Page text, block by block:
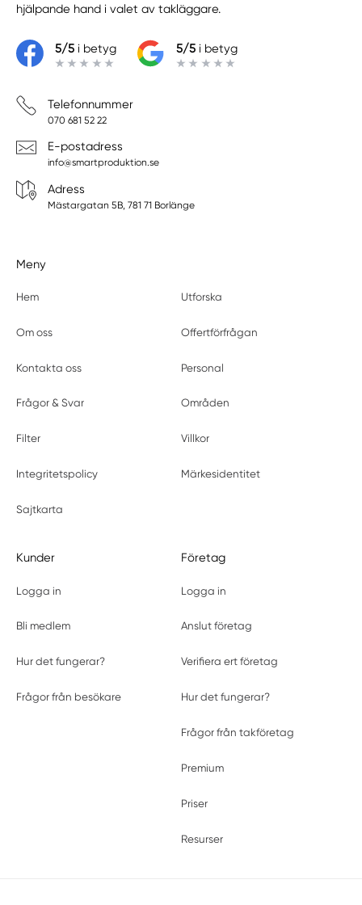
hjälpande hand i valet av takläggare.
5/5i betyg 5/5i betyg
Telefonnummer
070 681 52 22
E-postadress
info@smartproduktion.se
Adress
Mästargatan 5B, 781 71 Borlänge
Meny
Hem Utforska
Om oss Offertförfrågan
Kontakta oss Personal
Frågor & Svar Områden
Filter Villkor
Integritetspolicy Märkesidentitet
Sajtkarta
Kunder
Logga in
Bli medlem
Hur det fungerar?
Frågor från besökare
Företag
Logga in
Anslut företag
Verifiera ert företag
Hur det fungerar?
Frågor från takföretag
Premium
Priser
Resurser